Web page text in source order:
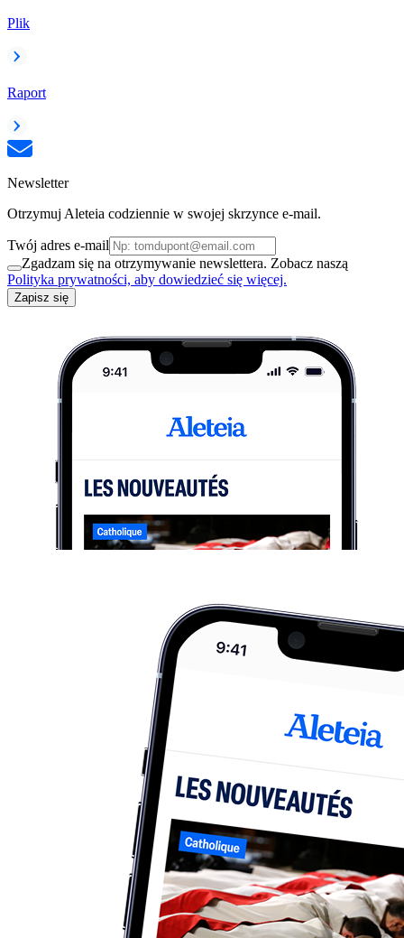
Plik
Raport
Newsletter
Otrzymuj Aleteia codziennie w swojej skrzynce e-mail.
Twój adres e-mail
Zgadzam się na otrzymywanie newslettera. Zobacz naszą
Polityka prywatności, aby dowiedzieć się więcej.
Zapisz się